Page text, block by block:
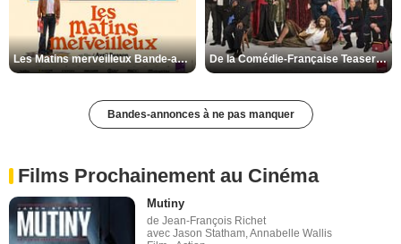
Les Matins merveilleux Bande-annonce VF De la Comédie-Française Teaser VF
Bandes-annonces à ne pas manquer
Films Prochainement au Cinéma
Mutiny
de Jean-François Richet
avec Jason Statham, Annabelle Wallis